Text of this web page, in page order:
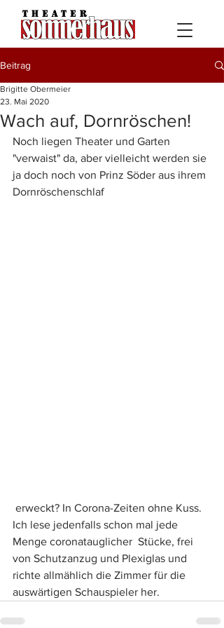
Beitrag
Wach auf, Dornröschen!
Brigitte Obermeier
23. Mai 2020
Noch liegen Theater und Garten
"verwaist" da, aber vielleicht werden sie
ja doch noch von Prinz Söder aus ihrem
Dornröschenschlaf
Ich lese jedenfalls schon mal jede
Menge coronatauglicher  Stücke, frei
von Schutzanzug und Plexiglas und
richte allmählich die Zimmer für die
auswärtigen Schauspieler her.